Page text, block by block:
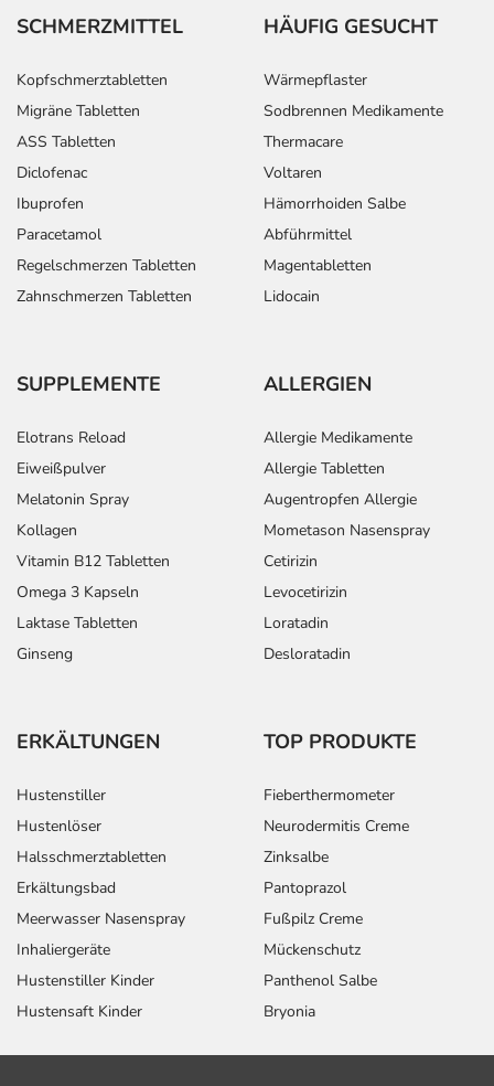
SCHMERZMITTEL
Kopfschmerztabletten
Migräne Tabletten
ASS Tabletten
Diclofenac
Ibuprofen
Paracetamol
Regelschmerzen Tabletten
Zahnschmerzen Tabletten
HÄUFIG GESUCHT
Wärmepflaster
Sodbrennen Medikamente
Thermacare
Voltaren
Hämorrhoiden Salbe
Abführmittel
Magentabletten
Lidocain
SUPPLEMENTE
Elotrans Reload
Eiweißpulver
Melatonin Spray
Kollagen
Vitamin B12 Tabletten
Omega 3 Kapseln
Laktase Tabletten
Ginseng
ALLERGIEN
Allergie Medikamente
Allergie Tabletten
Augentropfen Allergie
Mometason Nasenspray
Cetirizin
Levocetirizin
Loratadin
Desloratadin
ERKÄLTUNGEN
Hustenstiller
Hustenlöser
Halsschmerztabletten
Erkältungsbad
Meerwasser Nasenspray
Inhaliergeräte
Hustenstiller Kinder
Hustensaft Kinder
TOP PRODUKTE
Fieberthermometer
Neurodermitis Creme
Zinksalbe
Pantoprazol
Fußpilz Creme
Mückenschutz
Panthenol Salbe
Bryonia